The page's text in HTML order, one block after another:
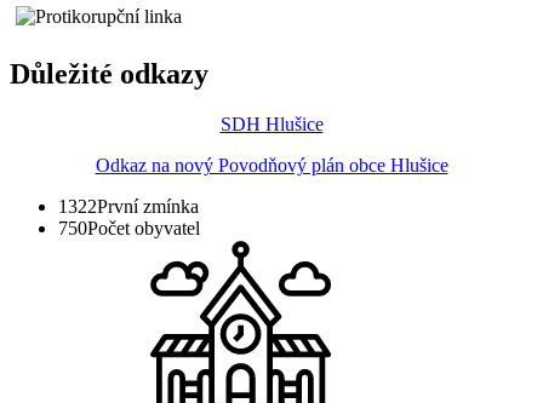
Důležité odkazy
SDH Hlušice
Odkaz na nový Povodňový plán obce Hlušice
1322První zmínka
750Počet obyvatel